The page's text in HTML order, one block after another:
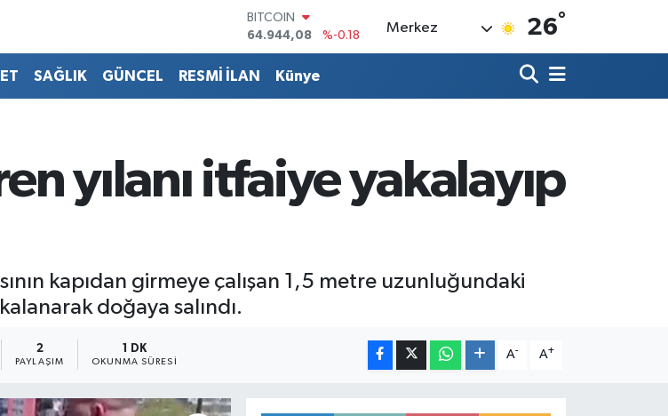
64.944,08
DOLAR
55,2510
%0.32
STERLİN
BİST100
13.779
%-14
Merkez 26°
SAĞLIK GÜNCEL RESMİ İLAN Künye
yılanı itfaiye yakalayıp
kapıdan girmeye çalışan 1,5 metre uzunluğundaki
doğaya salındı.
2
PAYLAŞIM
1 DK
OKUNMA SÜRESI
A- A+